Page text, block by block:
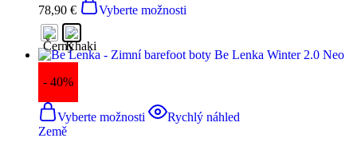
78,90 € Vyberte možnosti
- 40%
Vyberte možnosti
Rychlý náhled
Země